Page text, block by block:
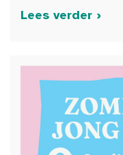
Lees verder ›